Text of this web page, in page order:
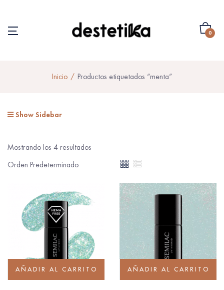
0
Inicio Productos etiquetados “menta”
Show Sidebar
Mostrando los 4 resultados
AÑADIR AL CARRITO AÑADIR AL CARRITO